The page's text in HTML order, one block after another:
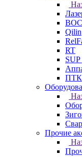
Qilin
RT
ПТК
Прочие